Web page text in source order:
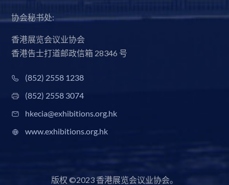
协会秘书处:
香港展览会议业协会
香港告士打道邮政信箱 28346 号
(852) 2558 1238
(852) 2558 3074
hkecia@exhibitions.org.hk
www.exhibitions.org.hk
版权 ©2023 香港展览会议业协会。